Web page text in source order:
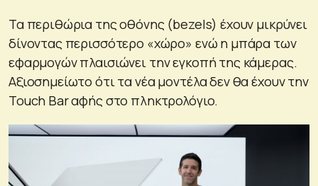
Τα περιθώρια της οθόνης (bezels) έχουν μικρύνει
δίνοντας περισσότερο «χώρο» ενώ η μπάρα των
εφαρμογών πλαισιώνει την εγκοπή της κάμερας.
Αξιοσημείωτο ότι τα νέα μοντέλα δεν θα έχουν την
Touch Bar αφής στο πληκτρολόγιο.